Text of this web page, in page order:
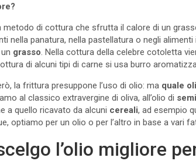
metodo di cottura che sfrutta il calore di un
nella panatura, nella pastellatura o negli
grasso . Nella cottura della celebre cotoletta
di alcuni tipi di carne si usa burro
la frittura presuppone l’uso di olio: ma quale
al classico extravergine di oliva, all’olio di semi
a quello ricavato da alcuni cereali, ad esempio
optiamo per un olio o per l’altro in base a vari
l’olio migliore